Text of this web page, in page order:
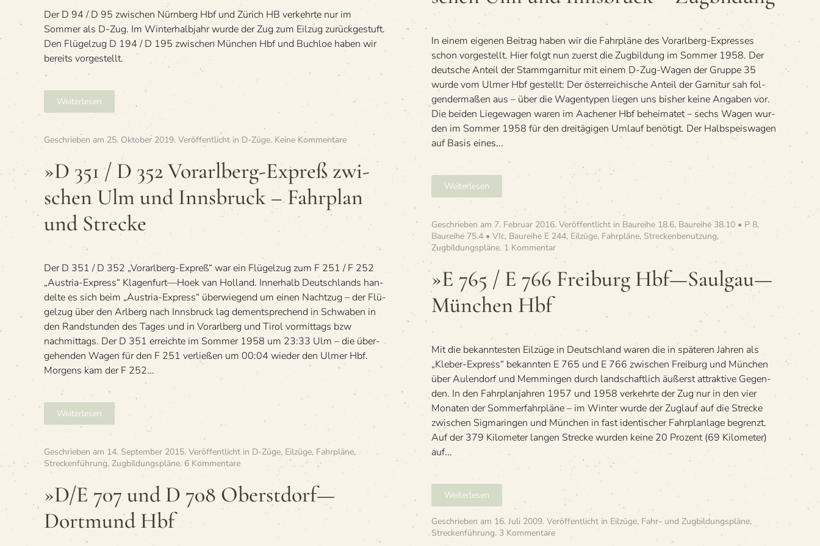
Hbf
—
Zürich
Der D 94 / D 95 zwischen Nürnberg Hbf und Zürich HB verkehrte nur im
Sommer als D-Zug. Im Winterhalbjahr wurde der Zug zum Eilzug zurückgestuft.
Den Flügelzug D 194 / D 195 zwischen München Hbf und Buchloe haben wir
bereits vorgestellt.
Weiterlesen
arl­
Expreß
zwi­
schen
Ulm
und
Inns­
bruck
–
Zugbildung
In einem eige­nen Bei­trag haben wir die Fahr­pläne des Vor­arl­berg-Expres­ses
schon vor­ge­stellt. Hier folgt nun zuerst die Zug­bil­dung im Som­mer 1958. Der
deut­sche Anteil der Stamm­gar­ni­tur mit einem D-Zug-Wagen der Gruppe 35
wurde vom Ulmer Hbf gestellt: Der öster­rei­chi­sche Anteil der Gar­ni­tur sah fol­
gen­der­ma­ßen aus – über die Wagen­ty­pen lie­gen uns bis­her keine Anga­ben vor.
Die bei­den Lie­ge­wa­gen waren im Aache­ner Hbf behei­ma­tet – sechs Wagen wur­
den im Som­mer 1958 für den drei­tä­gi­gen Umlauf benötigt. Der Halb­speis­wa­gen
auf Basis eines...
Weiterlesen
Geschrieben am 25. Oktober 2019. Veröffentlicht in D-Züge. Keine Kommentarezu
351
/
Vor­
arl­
berg-
Ulm
und
Inns­
bruck
–
Fahr­
plan
und
Strecke
»D 351 / D 352 Vor­arl­berg-Expreß zwi­
schen Ulm und Inns­bruck – Fahr­plan
und Strecke
Der D 351 / D 352 „Vor­arl­berg-Expreß“ war ein Flü­gel­zug zum F 251 / F 252
„Aus­tria-Express“ Klagenfurt—Hoek van Hol­land. Inner­halb Deutsch­lands han­
delte es sich beim „Aus­tria-Express“ über­wie­gend um einen Nacht­zug – der Flü­
gel­zug über den Arl­berg nach Inns­bruck lag dem­entspre­chend in Schwa­ben in
den Rand­stun­den des Tages und in Vor­arl­berg und Tirol vor­mit­tags bzw
nachmittags. Der D 351 erreichte im Som­mer 1958 um 23:33 Ulm – die über­
ge­hen­den Wagen für den F 251 ver­lie­ßen um 00:04 wie­der den Ulmer Hbf.
Mor­gens kam der F 252...
Weiterlesen
Geschrieben am 7. Februar 2016. Veröffentlicht in Baureihe 18.6, Baureihe 38.10 • P 8,
Baureihe 75.4 • VIc, Baureihe E 244, Eilzüge, Fahrpläne, Streckenbenutzung,
Zugbildungspläne. 1 Kommentarzu
»E
765
—
Saulgau
—
München
Hbf
»E 765 / E 766 Frei­burg Hbf—Saulgau—
München Hbf
Mit die bekann­tes­ten Eil­züge in Deutsch­land waren die in spä­te­ren Jah­ren als
„Kle­ber-Express“ bekann­ten E 765 und E 766 zwi­schen Frei­burg und Mün­chen
über Aulen­dorf und Mem­min­gen durch land­schaft­lich äußerst attrak­tive Gegen­
den. In den Fahr­plan­jah­ren 1957 und 1958 ver­kehrte der Zug nur in den vier
Mona­ten der Som­mer­fahr­pläne – im Win­ter wurde der Zug­lauf auf die Stre­cke
zwi­schen Sig­ma­rin­gen und Mün­chen in fast iden­ti­scher Fahr­pl­an­lage begrenzt.
Auf der 379 Kilo­me­ter lan­gen Stre­cke wur­den keine 20 Pro­zent (69 Kilo­me­ter)
auf...
Weiterlesen
Geschrieben am 14. September 2015. Veröffentlicht in D-Züge, Eilzüge, Fahrpläne,
Streckenführung, Zugbildungspläne. 6 Kommentarezu
707
und
Oberstdorf
»D/E 707 und D 708 Oberstdorf—
Dortmund Hbf
Geschrieben am 16. Juli 2009. Veröffentlicht in Eilzüge, Fahr- und Zugbildungspläne,
Streckenführung. 3 Kommentarezu